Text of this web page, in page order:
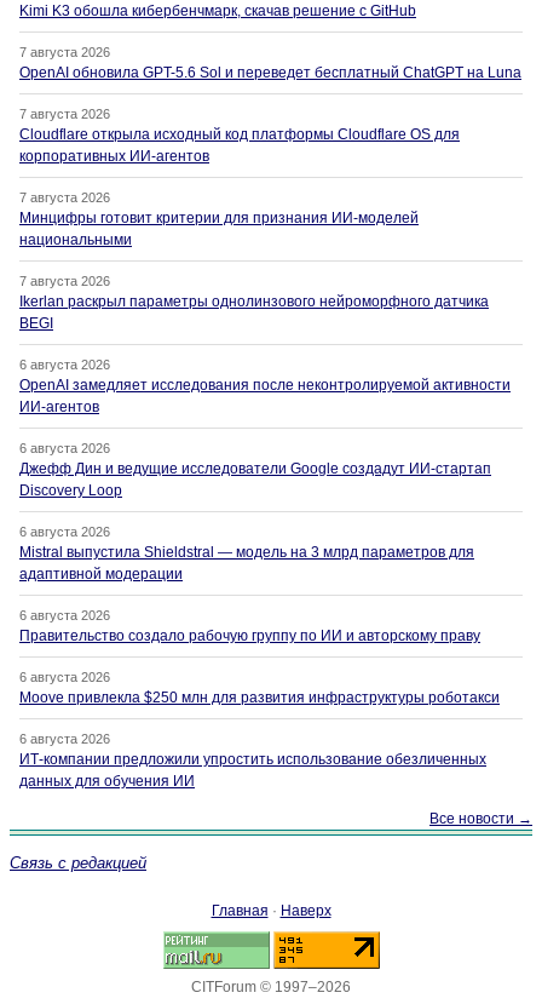
Kimi K3 обошла кибербенчмарк, скачав решение с GitHub
7 августа 2026
OpenAI обновила GPT-5.6 Sol и переведет бесплатный ChatGPT на Luna
7 августа 2026
Cloudflare открыла исходный код платформы Cloudflare OS для
корпоративных ИИ-агентов
7 августа 2026
Минцифры готовит критерии для признания ИИ-моделей
национальными
7 августа 2026
Ikerlan раскрыл параметры однолинзового нейроморфного датчика
BEGI
6 августа 2026
OpenAI замедляет исследования после неконтролируемой активности
ИИ-агентов
6 августа 2026
Джефф Дин и ведущие исследователи Google создадут ИИ-стартап
Discovery Loop
6 августа 2026
Mistral выпустила Shieldstral — модель на 3 млрд параметров для
адаптивной модерации
6 августа 2026
Правительство создало рабочую группу по ИИ и авторскому праву
6 августа 2026
Moove привлекла $250 млн для развития инфраструктуры роботакси
6 августа 2026
ИТ-компании предложили упростить использование обезличенных
данных для обучения ИИ
Все новости →
Связь с редакцией
Главная · Наверх
CITForum © 1997–2026